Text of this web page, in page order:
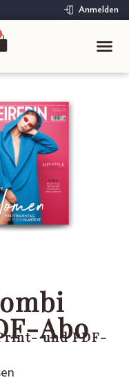
Anmelden
Abo
und PDF-